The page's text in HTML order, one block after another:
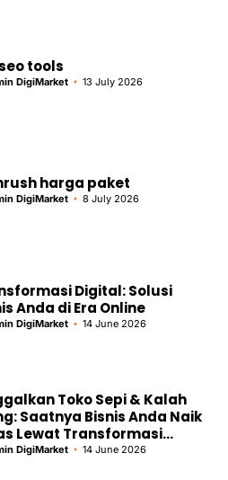
tools
DigiMarket 13 July 2026
harga paket
DigiMarket 8 July 2026
Digital: Solusi
Anda di Era Online
DigiMarket 14 June 2026
Toko Sepi & Kalah
Saatnya Bisnis Anda Naik
Lewat Transformasi
DigiMarket 14 June 2026